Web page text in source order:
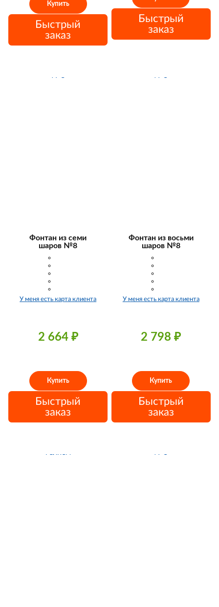
Купить
Быстрый
заказ
Быстрый
заказ
Фонтан из семи
шаров №8
У меня есть карта клиента
2 664 ₽
Купить
Быстрый
заказ
Фонтан из восьми
шаров №8
У меня есть карта клиента
2 798₽
Купить
Быстрый
заказ